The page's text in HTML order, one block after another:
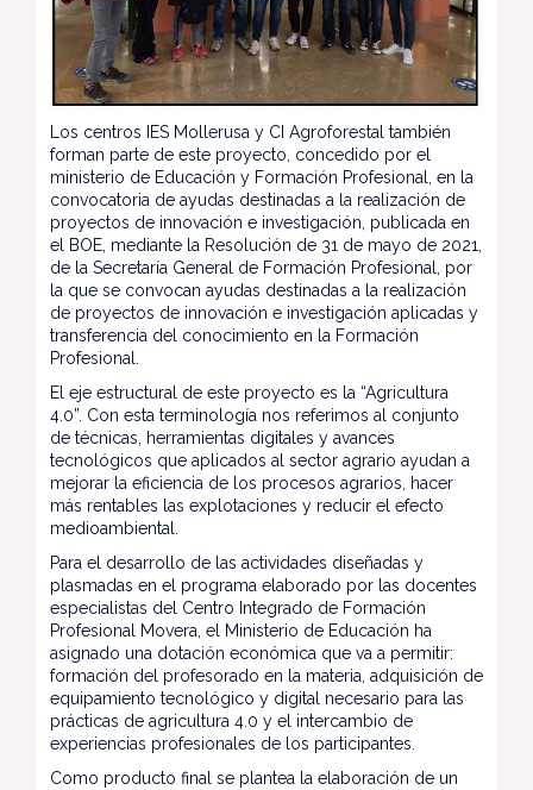
Los centros IES Mollerusa y CI Agroforestal también
forman parte de este proyecto, concedido por el
ministerio de Educación y Formación Profesional, en la
convocatoria de ayudas destinadas a la realización de
proyectos de innovación e investigación, publicada en
el BOE, mediante la Resolución de 31 de mayo de 2021,
de la Secretaría General de Formación Profesional, por
la que se convocan ayudas destinadas a la realización
de proyectos de innovación e investigación aplicadas y
transferencia del conocimiento en la Formación
Profesional.
El eje estructural de este proyecto es la “Agricultura
4.0”. Con esta terminología nos referimos al conjunto
de técnicas, herramientas digitales y avances
tecnológicos que aplicados al sector agrario ayudan a
mejorar la eficiencia de los procesos agrarios, hacer
más rentables las explotaciones y reducir el efecto
medioambiental.
Para el desarrollo de las actividades diseñadas y
plasmadas en el programa elaborado por las docentes
especialistas del Centro Integrado de Formación
Profesional Movera, el Ministerio de Educación ha
asignado una dotación económica que va a permitir:
formación del profesorado en la materia, adquisición de
equipamiento tecnológico y digital necesario para las
prácticas de agricultura 4.0 y el intercambio de
experiencias profesionales de los participantes.
Como producto final se plantea la elaboración de un